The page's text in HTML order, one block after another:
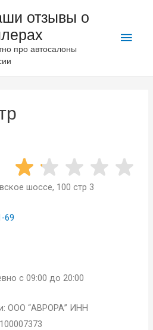
отзывы о
про автосалоны
шоссе, 100 стр 3
69
с 09:00 до 20:00
ООО “АВРОРА” ИНН